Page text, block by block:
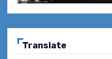
Translate